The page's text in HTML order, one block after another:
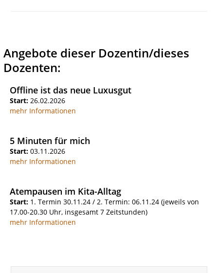
Angebote dieser Dozentin/dieses
Dozenten:
Offline ist das neue Luxusgut
Start:26.02.2026
mehr Informationen
5 Minuten für mich
Start:03.11.2026
mehr Informationen
Atempausen im Kita-Alltag
Start:1. Termin 30.11.24 / 2. Termin: 06.11.24 (jeweils von
17.00-20.30 Uhr, insgesamt 7 Zeitstunden)
mehr Informationen